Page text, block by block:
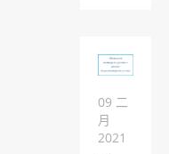
09 二
月
2021